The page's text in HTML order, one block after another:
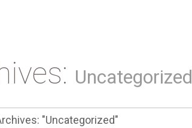
Uncategorized
"Uncategorized"